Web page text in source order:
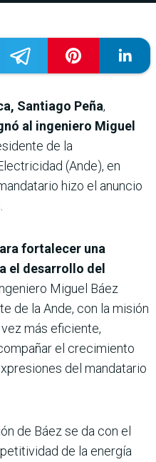
Santiago Peña,
al ingeniero Miguel
de la
(Ande), en
hizo el anuncio
fortalecer una
el desarrollo del
Miguel Báez
de la Ande, con la misión
más eficiente,
el crecimiento
del mandatario
de Báez se da con el
de la energía